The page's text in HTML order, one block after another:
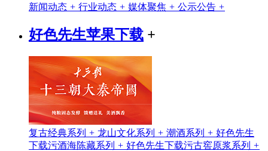
新闻动态 + 行业动态 + 媒体聚焦 + 公示公告 +
好色先生苹果下载 +
复古经典系列 + 龙山文化系列 + 潮酒系列 + 好色先生
下载污酒海陈藏系列 + 好色先生下载污古窖原浆系列 +